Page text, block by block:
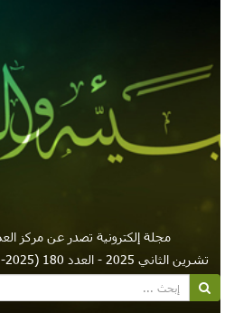
مجلة إلكترونية تصدر عن مركز
تشرين الثاني 2025 - العدد 180 (2025-11-01)